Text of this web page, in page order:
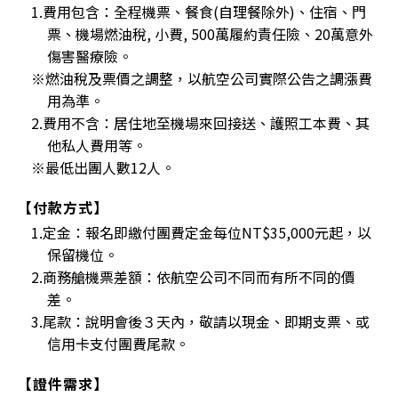
1.費用包含：全程機票、餐食(自理餐除外)、住宿、門
票、機場燃油稅, 小費, 500萬履約責任險、20萬意外
傷害醫療險。
※燃油稅及票價之調整，以航空公司實際公告之調漲費
用為準。
2.費用不含：居住地至機場來回接送、護照工本費、其
他私人費用等。
※最低出團人數12人。
【付款方式】
1.定金：報名即繳付團費定金每位NT$35,000元起，以
保留機位。
2.商務艙機票差額：依航空公司不同而有所不同的價
差。
3.尾款：說明會後３天內，敬請以現金、即期支票、或
信用卡支付團費尾款。
【證件需求】